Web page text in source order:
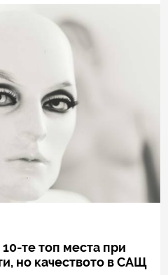
те топ места при
но качеството в САЩ